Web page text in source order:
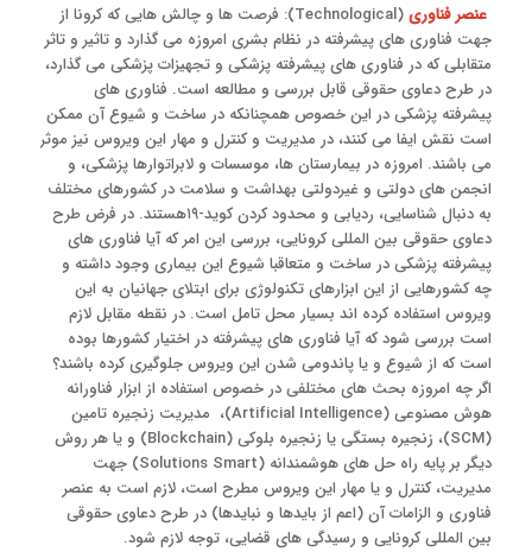
عنصر فناوری
(Technological): فرصت ها و چالش هایی که کرونا از
جهت فناوری های پیشرفته در نظام بشری امروزه می گذارد و تاثیر و تاثر
متقابلی که در فناوری های پیشرفته پزشکی و تجهیزات پزشکی می گذارد،
در طرح دعاوی حقوقی قابل بررسی و مطالعه است. فناوری های
پیشرفته پزشکی در این خصوص همچنانکه در ساخت و شیوع آن ممکن
است نقش ایفا می کنند، در مدیریت و کنترل و مهار این ویروس نیز موثر
می باشند. امروزه در بیمارستان ها، موسسات و لابراتوارها پزشکی، و
انجمن های دولتی و غیردولتی بهداشت و سلامت در کشورهای مختلف
به دنبال شناسایی، ردیابی و محدود کردن کوید-۱۹هستند. در فرض طرح
دعاوی حقوقی بین المللی کرونایی، بررسی این امر که آیا فناوری های
پیشرفته پزشکی در ساخت و متعاقبا شیوع این بیماری وجود داشته و
چه کشورهایی از این ابزارهای تکنولوژی برای ابتلای جهانیان به این
ویروس استفاده کرده اند بسیار محل تامل است. در نقطه مقابل لازم
است بررسی شود که آیا فناوری های پیشرفته در اختیار کشورها بوده
است که از شیوع و یا پاندومی شدن این ویروس جلوگیری کرده باشند؟
اگر چه امروزه بحث های مختلفی در خصوص استفاده از ابزار فناورانه
هوش مصنوعی (Artificial Intelligence)، مدیریت زنجیره تامین
(SCM)، زنجیره بستگی یا زنجیره بلوکی (Blockchain) و یا هر روش
دیگر بر پایه راه حل های هوشمندانه (Solutions Smart) جهت
مدیریت، کنترل و یا مهار این ویروس مطرح است، لازم است به عنصر
فناوری و الزامات آن (اعم از بایدها و نبایدها) در طرح دعاوی حقوقی
بین المللی کرونایی و رسیدگی های قضایی، توجه لازم شود.